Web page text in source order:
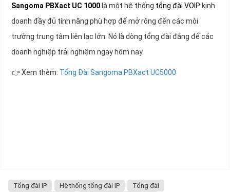
Sangoma PBXact UC 1000 là một hệ thống tổng đài VOIP kinh
doanh đầy đủ tính năng phù hợp để mở rộng đến các môi
trường trung tâm liên lạc lớn. Nó là dòng tổng đài đáng để các
doanh nghiệp trải nghiệm ngay hôm nay.
👉 Xem thêm: Tổng Đài Sangoma PBXact UC5000
Tổng đài IP Hệ thống tổng đài IP
Tổng đài